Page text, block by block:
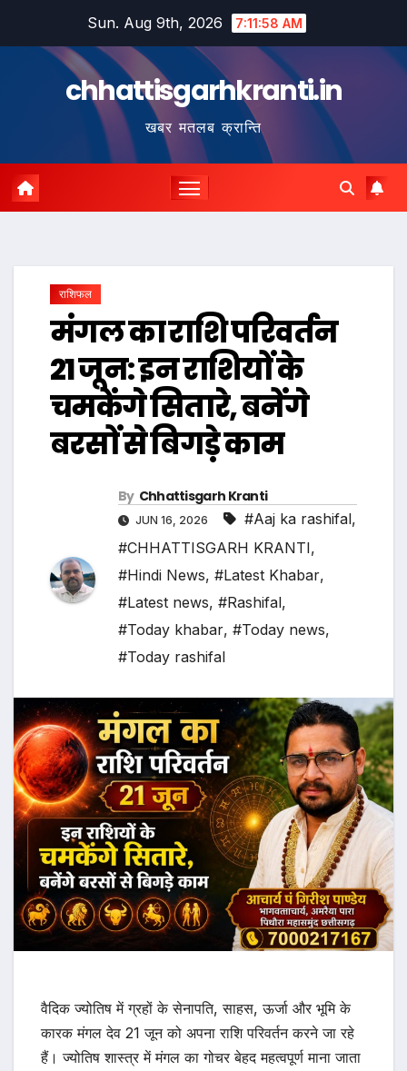
Sun. Aug 9th, 2026 7:11:59 AM
chhattisgarhkranti.in
खबर मतलब क्रान्ति
राशिफल
मंगल का राशि परिवर्तन
21 जून: इन राशियों के
चमकेंगे सितारे, बनेंगे
बरसों से बिगड़े काम
By Chhattisgarh Kranti
JUN 16, 2026 #Aaj ka rashifal,
#CHHATTISGARH KRANTI,
#Hindi News, #Latest Khabar,
#Latest news, #Rashifal,
#Today khabar, #Today news,
#Today rashifal
वैदिक ज्योतिष में ग्रहों के सेनापति, साहस, ऊर्जा और भूमि के
कारक मंगल देव 21 जून को अपना राशि परिवर्तन करने जा रहे
हैं। ज्योतिष शास्त्र में मंगल का गोचर बेहद महत्वपूर्ण माना जाता